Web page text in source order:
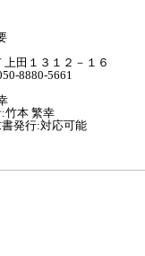
田１３１２－１６
8880-5661
:竹本 繁幸
発行:対応可能